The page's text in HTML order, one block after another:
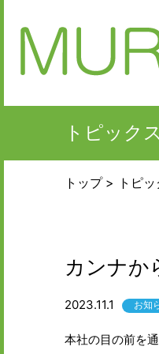
トピックス
トップ トピ
カンナか
2023.11.1 お知
本社の目の前を